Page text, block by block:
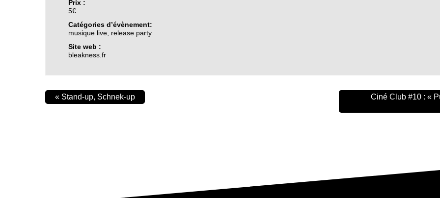
Prix :
5€
Catégories d’évènement:
musique live release party
Site web :
bleakness.fr
« Stand-up, Schnek-up
Ciné Club #10 : «